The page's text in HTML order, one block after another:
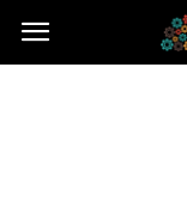
Cegos.pl